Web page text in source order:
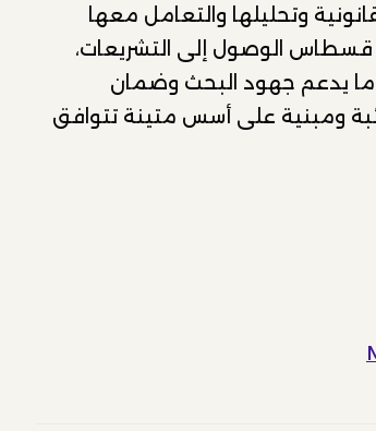
وتحليلها والتعامل معها
قسطاس الوصول إلى التشريعات،
ما يدعم جهود البحث وضمان
صائبة ومبنية على أسس متينة تتوافق